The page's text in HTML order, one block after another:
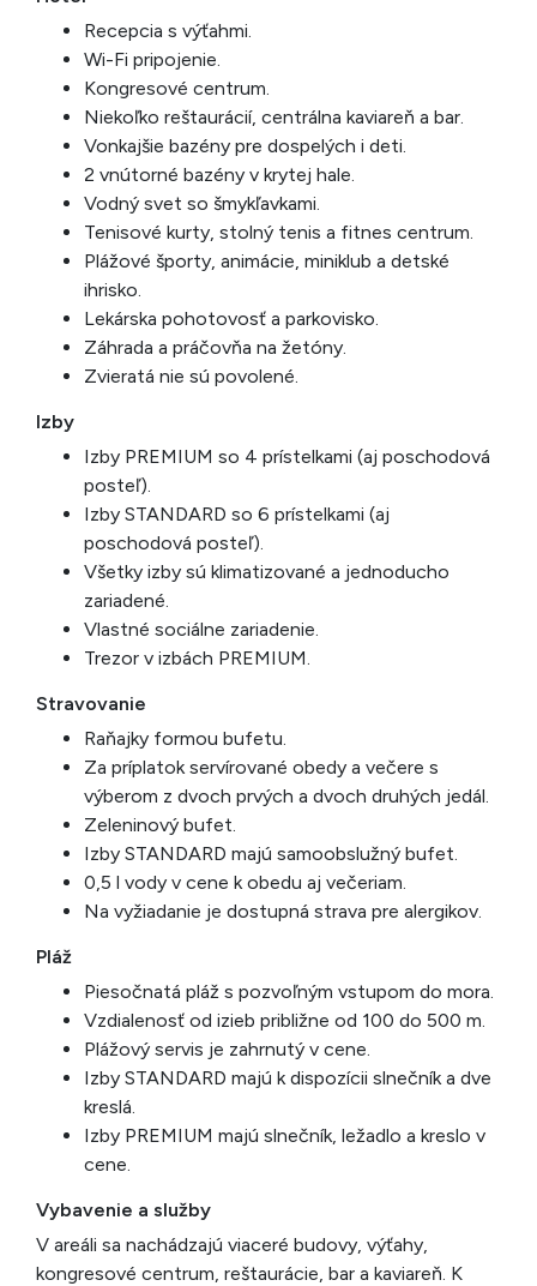
Recepcia s výťahmi.
Wi-Fi pripojenie.
Kongresové centrum.
Niekoľko reštaurácií, centrálna kaviareň a bar.
Vonkajšie bazény pre dospelých i deti.
2 vnútorné bazény v krytej hale.
Vodný svet so šmykľavkami.
Tenisové kurty, stolný tenis a fitnes centrum.
Plážové športy, animácie, miniklub a detské
ihrisko.
Lekárska pohotovosť a parkovisko.
Záhrada a práčovňa na žetóny.
Zvieratá nie sú povolené.
Izby
Izby PREMIUM so 4 prístelkami (aj poschodová
posteľ).
Izby STANDARD so 6 prístelkami (aj
poschodová posteľ).
Všetky izby sú klimatizované a jednoducho
zariadené.
Vlastné sociálne zariadenie.
Trezor v izbách PREMIUM.
Stravovanie
Raňajky formou bufetu.
Za príplatok servírované obedy a večere s
výberom z dvoch prvých a dvoch druhých jedál.
Zeleninový bufet.
Izby STANDARD majú samoobslužný bufet.
0,5 l vody v cene k obedu aj večeriam.
Na vyžiadanie je dostupná strava pre alergikov.
Pláž
Piesočnatá pláž s pozvoľným vstupom do mora.
Vzdialenosť od izieb približne od 100 do 500 m.
Plážový servis je zahrnutý v cene.
Izby STANDARD majú k dispozícii slnečník a dve
kreslá.
Izby PREMIUM majú slnečník, ležadlo a kreslo v
cene.
Vybavenie a služby
V areáli sa nachádzajú viaceré budovy, výťahy,
kongresové centrum, reštaurácie, bar a kaviareň. K